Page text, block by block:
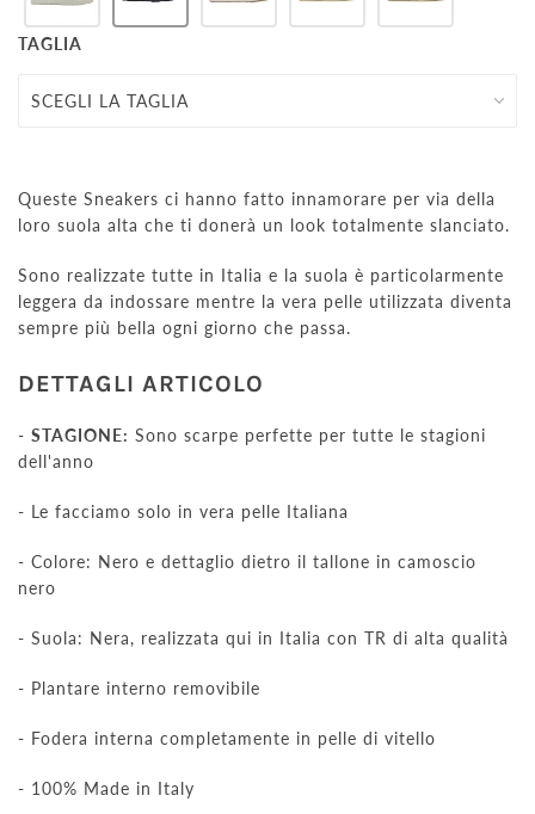
TAGLIA
Queste Sneakers ci hanno fatto innamorare per via della
loro suola alta che ti donerà un look totalmente slanciato.
Sono realizzate tutte in Italia e la suola è particolarmente
leggera da indossare mentre la vera pelle utilizzata diventa
sempre più bella ogni giorno che passa.
DETTAGLI ARTICOLO
- STAGIONE: Sono scarpe perfette per tutte le stagioni
dell'anno
- Le facciamo solo in vera pelle Italiana
- Colore: Nero e dettaglio dietro il tallone in camoscio
nero
- Suola: Nera, realizzata qui in Italia con TR di alta qualità
- Plantare interno removibile
- Fodera interna completamente in pelle di vitello
- 100% Made in Italy